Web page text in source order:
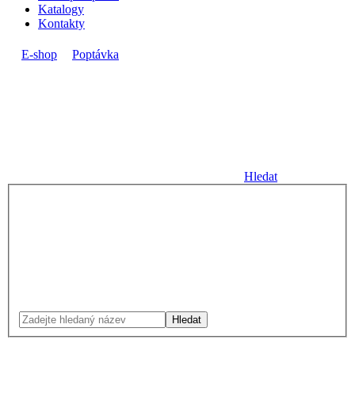
Katalogy
Kontakty
E-shop Poptávka
Hledat
Hledat